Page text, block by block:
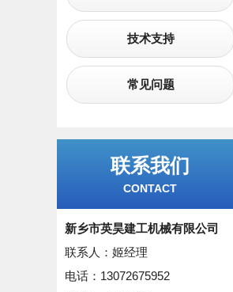
技术支持
常见问题
联系我们
CONTACT
新乡市英昊建工机械有限公司
联系人：姬经理
电话：13072675952